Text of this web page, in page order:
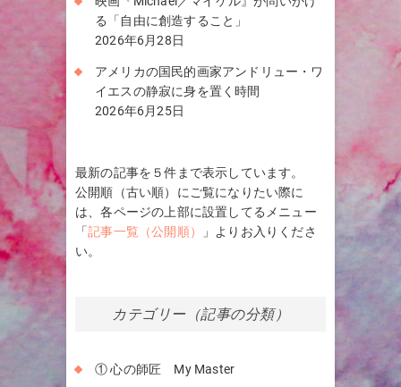
る「自由に創造すること」
2026年6月28日
アメリカの国民的画家アンドリュー・ワ
イエスの静寂に身を置く時間
2026年6月25日
最新の記事を５件まで表示しています。
公開順（古い順）にご覧になりたい際に
は、各ページの上部に設置してるメニュー
「記事一覧（公開順）
」よりお入りくださ
い。
カテゴリー（記事の分類）
① 心の師匠 My Master